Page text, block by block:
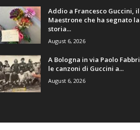
Addio a Francesco Guccini, il
Maestrone che ha segnato la
storia...
August 6, 2026
A Bologna in via Paolo Fabbri
le canzoni di Guccini a...
August 6, 2026